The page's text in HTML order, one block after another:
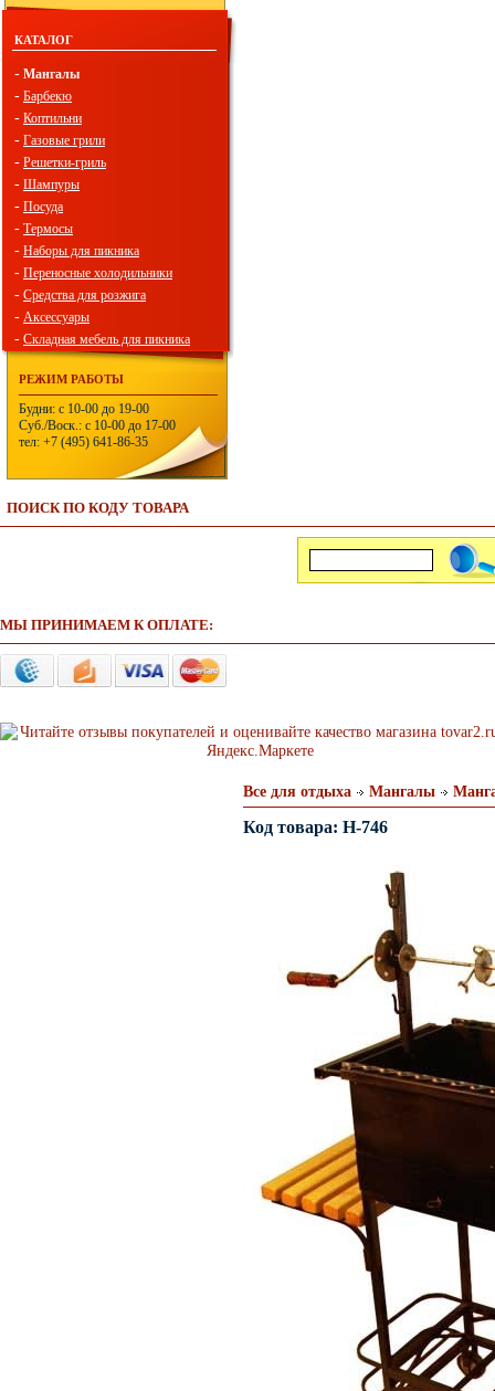
КАТАЛОГ
- Мангалы
- Барбекю
- Коптильни
- Газовые грили
- Решетки-гриль
- Шампуры
- Посуда
- Термосы
- Наборы для пикника
- Переносные холодильники
- Средства для розжига
- Аксессуары
- Складная мебель для пикника
РЕЖИМ РАБОТЫ
Будни: с 10-00 до 19-00
Суб./Воск.: с 10-00 до 17-00
тел: +7 (495) 641-86-35
ПОИСК ПО КОДУ ТОВАРА
МЫ ПРИНИМАЕМ К ОПЛАТЕ:
Все для отдыха Мангалы
Код товара: H-746